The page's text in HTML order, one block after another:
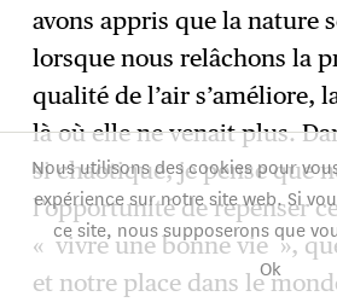
avons appris que la nature
lorsque nous relâchons la
qualité de l’air s’améliore,
là où elle ne venait plus.
si chaotique, je pense que
l’opportunité de repenser
« vivre une bonne vie »,
et notre place dans le
Nous utilisons des cookies pour
expérience sur notre site web. Si
ce site, nous supposerons que
Ok